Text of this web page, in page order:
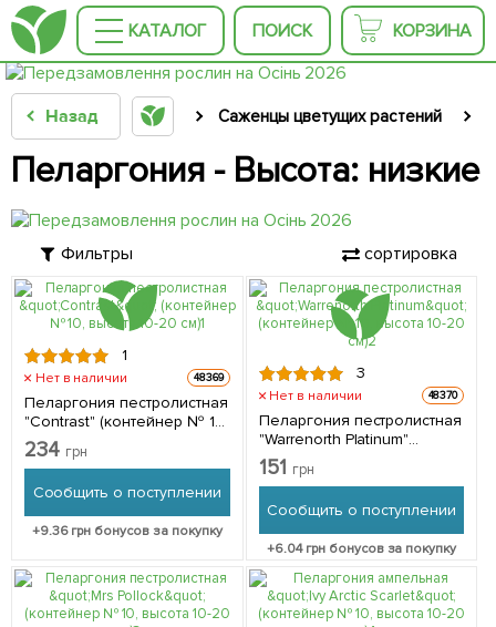
КАТАЛОГ ПОИСК КОРЗИНА
Назад Саженцы цветущих растений
Пеларгония - Высота: низкие
Фильтры сортировка
1
Нет в наличии 48369
Пеларгония пестролистная
"Contrast" (контейнер № 10,
высота 10-20 см) 1 саженец
в упаковке
234 грн
Сообщить о поступлении
+9.36грн бонусов за покупку
3
Нет в наличии 48370
Пеларгония пестролистная
"Warrenorth Platinum"
(контейнер № 10, высота
10-20 см) 1 саженец в
151 грн
Сообщить о поступлении
+6.04грн бонусов за покупку